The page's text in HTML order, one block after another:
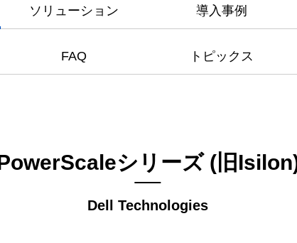
ソリューション 導入事例
FAQ トピックス
Dell Technologies
シリーズ (旧